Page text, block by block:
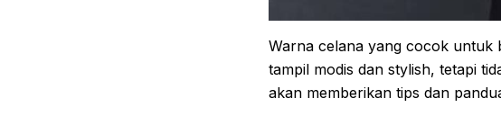
Warna celana yang cocok untuk
tampil modis dan stylish, tetapi
akan memberikan tips dan